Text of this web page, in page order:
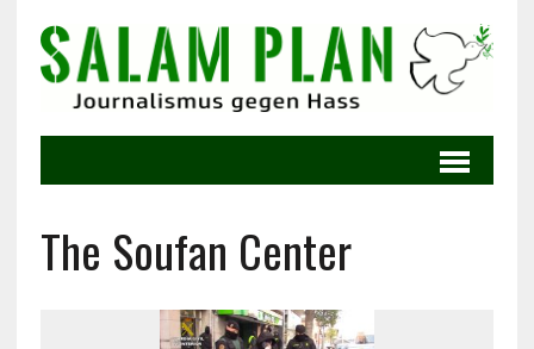
The Soufan Center